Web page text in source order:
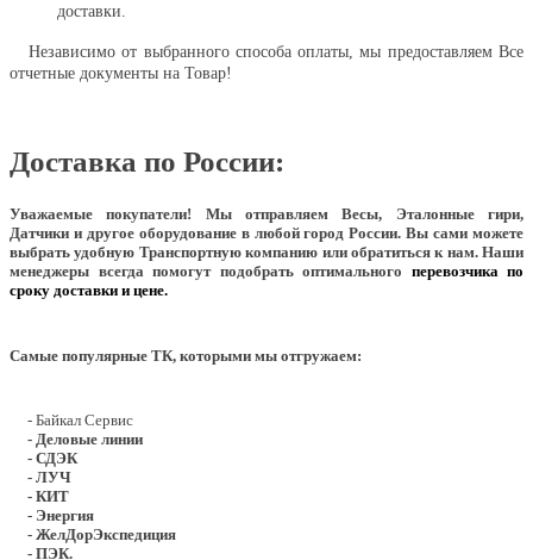
доставки.
Независимо от выбранного способа оплаты, мы предоставляем Все
отчетные документы на Товар!
Доставка по России:
Уважаемые покупатели! Мы отправляем Весы, Эталонные гири,
Датчики и другое оборудование в любой город России. Вы сами можете
выбрать удобную Транспортную компанию или обратиться к нам. Наши
менеджеры всегда помогут подобрать оптимального перевозчика по
сроку доставки и цене.
Самые популярные ТК, которыми мы отгружаем:
- Байкал Сервис
- Деловые линии
- СДЭК
- ЛУЧ
- КИТ
- Энергия
- ЖелДорЭкспедиция
- ПЭК.